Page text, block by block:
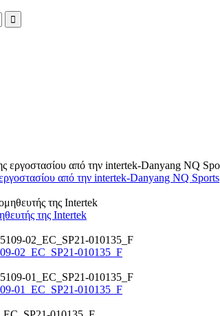
από την intertek-Danyang NQ Sports
της Intertek
02_EC_SP21-010135_F
01_EC_SP21-010135_F